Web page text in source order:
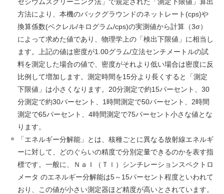
方法により、本機のバックグラウンドのネットレート(cps)や
換算係数(ベクレル/キログラム/cps)の実測値から計算（3σ）
によって求めた値であり、物理学上の「検出下限値」に相当し
ます。上記の値は密度が1.00グラム/立法センチメートルの試
料を測定した場合の値で、密度がそれより低い場合は密度に反
比例して増加します。測定時間を15分より長くすると「測定
下限値」は小さくなります。20分測定で約15パーセント、30
分測定で約30パーセント、1時間測定で50パーセント、2時間
測定で65パーセント、4時間測定で75パーセント小さな値とな
ります。
「エネルギー分解能」とは、核種ごとに異なる放射線エネルギ
ーに対して、どのぐらいの精度で分別定量できるのかを表す指
標です。一般に、ＮａＩ（Ｔｌ）シンチレーションスペクトロ
メータ のエネルギー分解能は5～15パーセント程度といわれて
おり、この値が小さい測定器ほど精度が高いとされています。